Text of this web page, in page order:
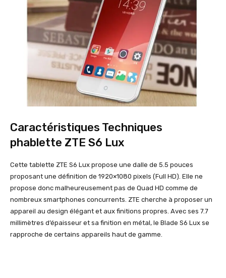
Caractéristiques Techniques
phablette ZTE S6 Lux
Cette tablette ZTE S6 Lux propose une dalle de 5.5 pouces
proposant une définition de 1920×1080 pixels (Full HD). Elle ne
propose donc malheureusement pas de Quad HD comme de
nombreux smartphones concurrents. ZTE cherche à proposer un
appareil au design élégant et aux finitions propres. Avec ses 7.7
millimètres d’épaisseur et sa finition en métal, le Blade S6 Lux se
rapproche de certains appareils haut de gamme.